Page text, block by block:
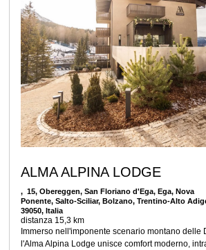
ALMA ALPINA LODGE
, 15, Obereggen, San Floriano d'Ega, Ega, Nova
Ponente, Salto-Sciliar, Bolzano, Trentino-Alto
39050, Italia
distanza 15,3 km
Immerso nell'imponente scenario montano delle
l'Alma Alpina Lodge unisce comfort moderno,